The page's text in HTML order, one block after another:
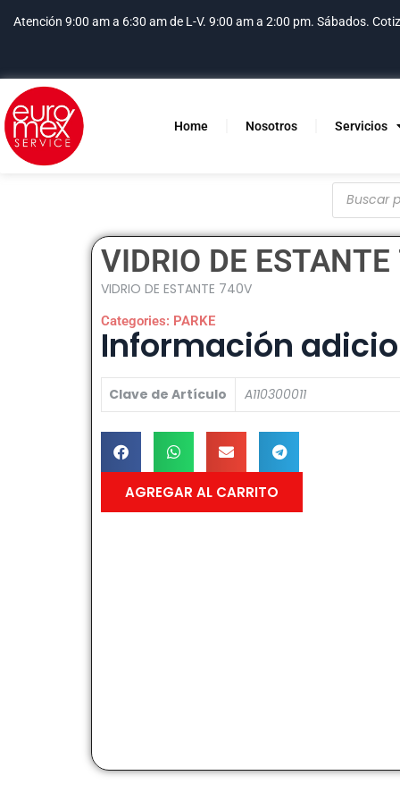
Atención 9:00 am a 6:30 am de L-V. 9:00 am a 2:00 pm. Sábados.
Home Nosotros Servicios
VIDRIO DE
VIDRIO DE ESTANTE 740V
Categories: PARKE
Información
Clave de Artículo A110300011
AGREGAR AL CARRITO